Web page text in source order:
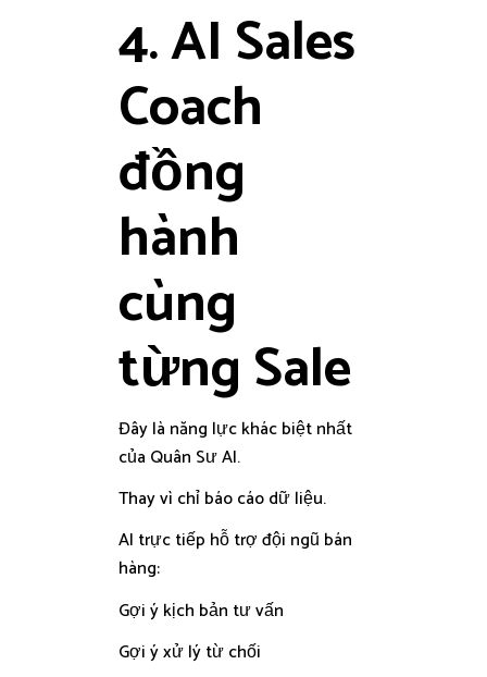
4. AI Sales
Coach
đồng
hành
cùng
từng Sale
Đây là năng lực khác biệt nhất
của Quân Sư AI.
Thay vì chỉ báo cáo dữ liệu.
AI trực tiếp hỗ trợ đội ngũ bán
hàng:
Gợi ý kịch bản tư vấn
Gợi ý xử lý từ chối